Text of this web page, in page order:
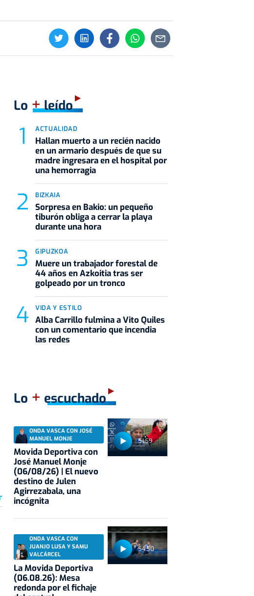
Lo +leído
ACTUALIDAD
Hallan muerto a un recién nacido
en un armario después de que su
madre ingresara en el hospital por
una hemorragia
BIZKAIA
Sorpresa en Bakio: un pequeño
tiburón obliga a cerrar la playa
durante una hora
GIPUZKOA
Muere un trabajador forestal de
44 años en Azkoitia tras ser
golpeado por un tronco
VIDA Y ESTILO
Alba Carrillo fulmina a Vito Quiles
con un comentario que incendia
las redes
Lo + escuchado
51:59
ONDA VASCA CON JOSÉ
MANUEL MONJE
Movida Deportiva con
José Manuel Monje
(06/08/26) | El nuevo
destino de Julen
Agirrezabala, una
incógnita
54:50
ONDA VASCA CON
JUANJO LUSA Y SAMU
VALCÁRCEL
La Movida Deportiva
(06.08.26): Mesa
redonda por el fichaje